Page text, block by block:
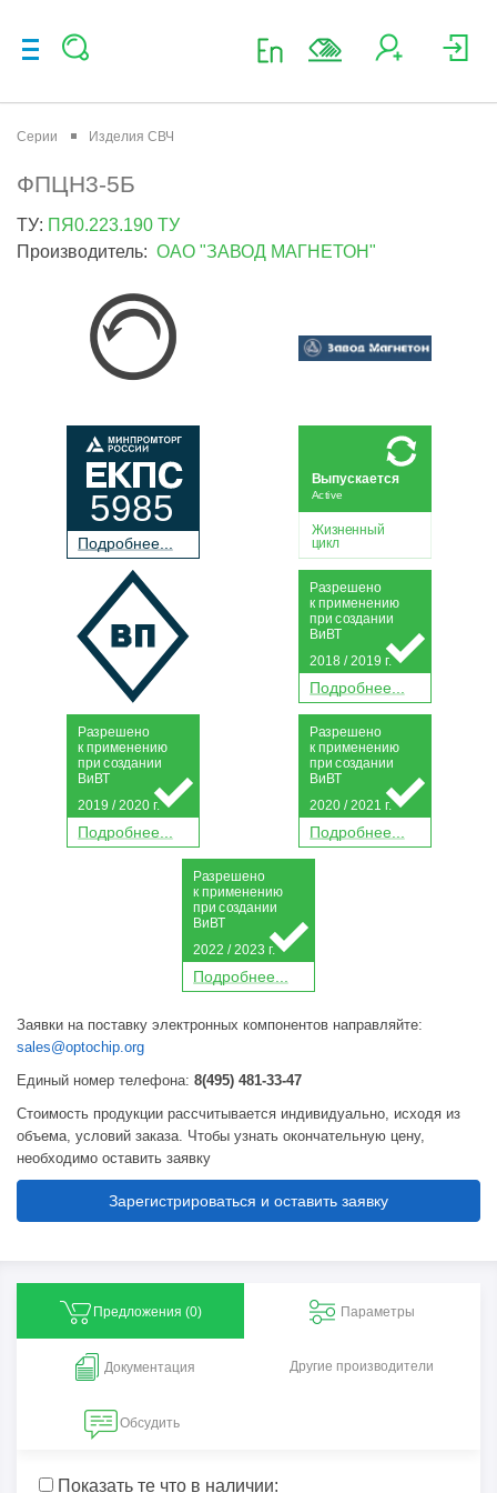
Серии Изделия СВЧ
ФПЦН3-5Б
ТУ: ПЯ0.223.190 ТУ
Производитель: ОАО "ЗАВОД МАГНЕТОН"
Подробнее...
5985
Жизненный
цикл
Active
Выпускается
Подробнее...
Разрешено
к применению
присоздании
Ви ВТ
2018 / 2019 г.
Подробнее...
Разрешено
к применению
присоздании
Ви ВТ
2019 / 2020 г.
Подробнее...
Разрешено
к применению
присоздании
Ви ВТ
2020 / 2021 г.
Подробнее...
Разрешено
к применению
присоздании
Ви ВТ
2022 / 2023 г.
Заявки на поставку электронных компонентов направляйте:
sales@optochip.org
Единый номер телефона: 8(495) 481-33-47
Стоимость продукции рассчитывается индивидуально, исходя из
объема, условий заказа. Чтобы узнать окончательную цену,
необходимо оставить заявку
Зарегистрироваться и оставить заявку
Предложения (0) Параметры
Документация Другие производители
Обсудить
Показать те что в наличии: